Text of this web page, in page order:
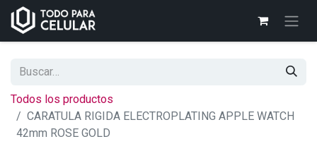
Todos los productos
CARATULA RIGIDA ELECTROPLATING APPLE WATCH
42mm ROSE GOLD